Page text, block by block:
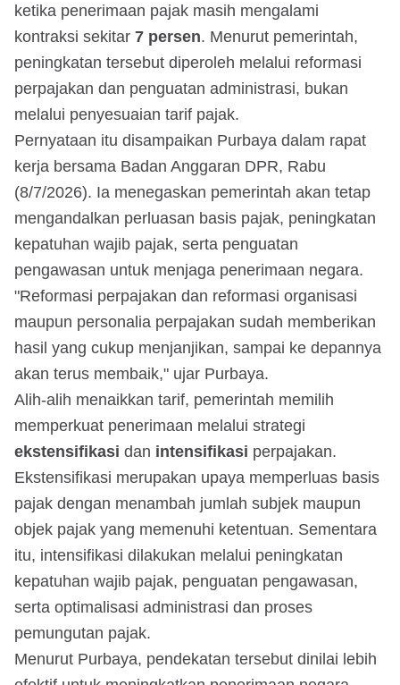
ketika penerimaan pajak masih mengalami
kontraksi sekitar 7 persen. Menurut pemerintah,
peningkatan tersebut diperoleh melalui reformasi
perpajakan dan penguatan administrasi, bukan
melalui penyesuaian tarif pajak.
Pernyataan itu disampaikan Purbaya dalam rapat
kerja bersama Badan Anggaran DPR, Rabu
(8/7/2026). Ia menegaskan pemerintah akan tetap
mengandalkan perluasan basis pajak, peningkatan
kepatuhan wajib pajak, serta penguatan
pengawasan untuk menjaga penerimaan negara.
"Reformasi perpajakan dan reformasi organisasi
maupun personalia perpajakan sudah memberikan
hasil yang cukup menjanjikan, sampai ke depannya
akan terus membaik," ujar Purbaya.
Alih-alih menaikkan tarif, pemerintah memilih
memperkuat penerimaan melalui strategi
ekstensifikasi dan intensifikasi perpajakan.
Ekstensifikasi merupakan upaya memperluas basis
pajak dengan menambah jumlah subjek maupun
objek pajak yang memenuhi ketentuan. Sementara
itu, intensifikasi dilakukan melalui peningkatan
kepatuhan wajib pajak, penguatan pengawasan,
serta optimalisasi administrasi dan proses
pemungutan pajak.
Menurut Purbaya, pendekatan tersebut dinilai lebih